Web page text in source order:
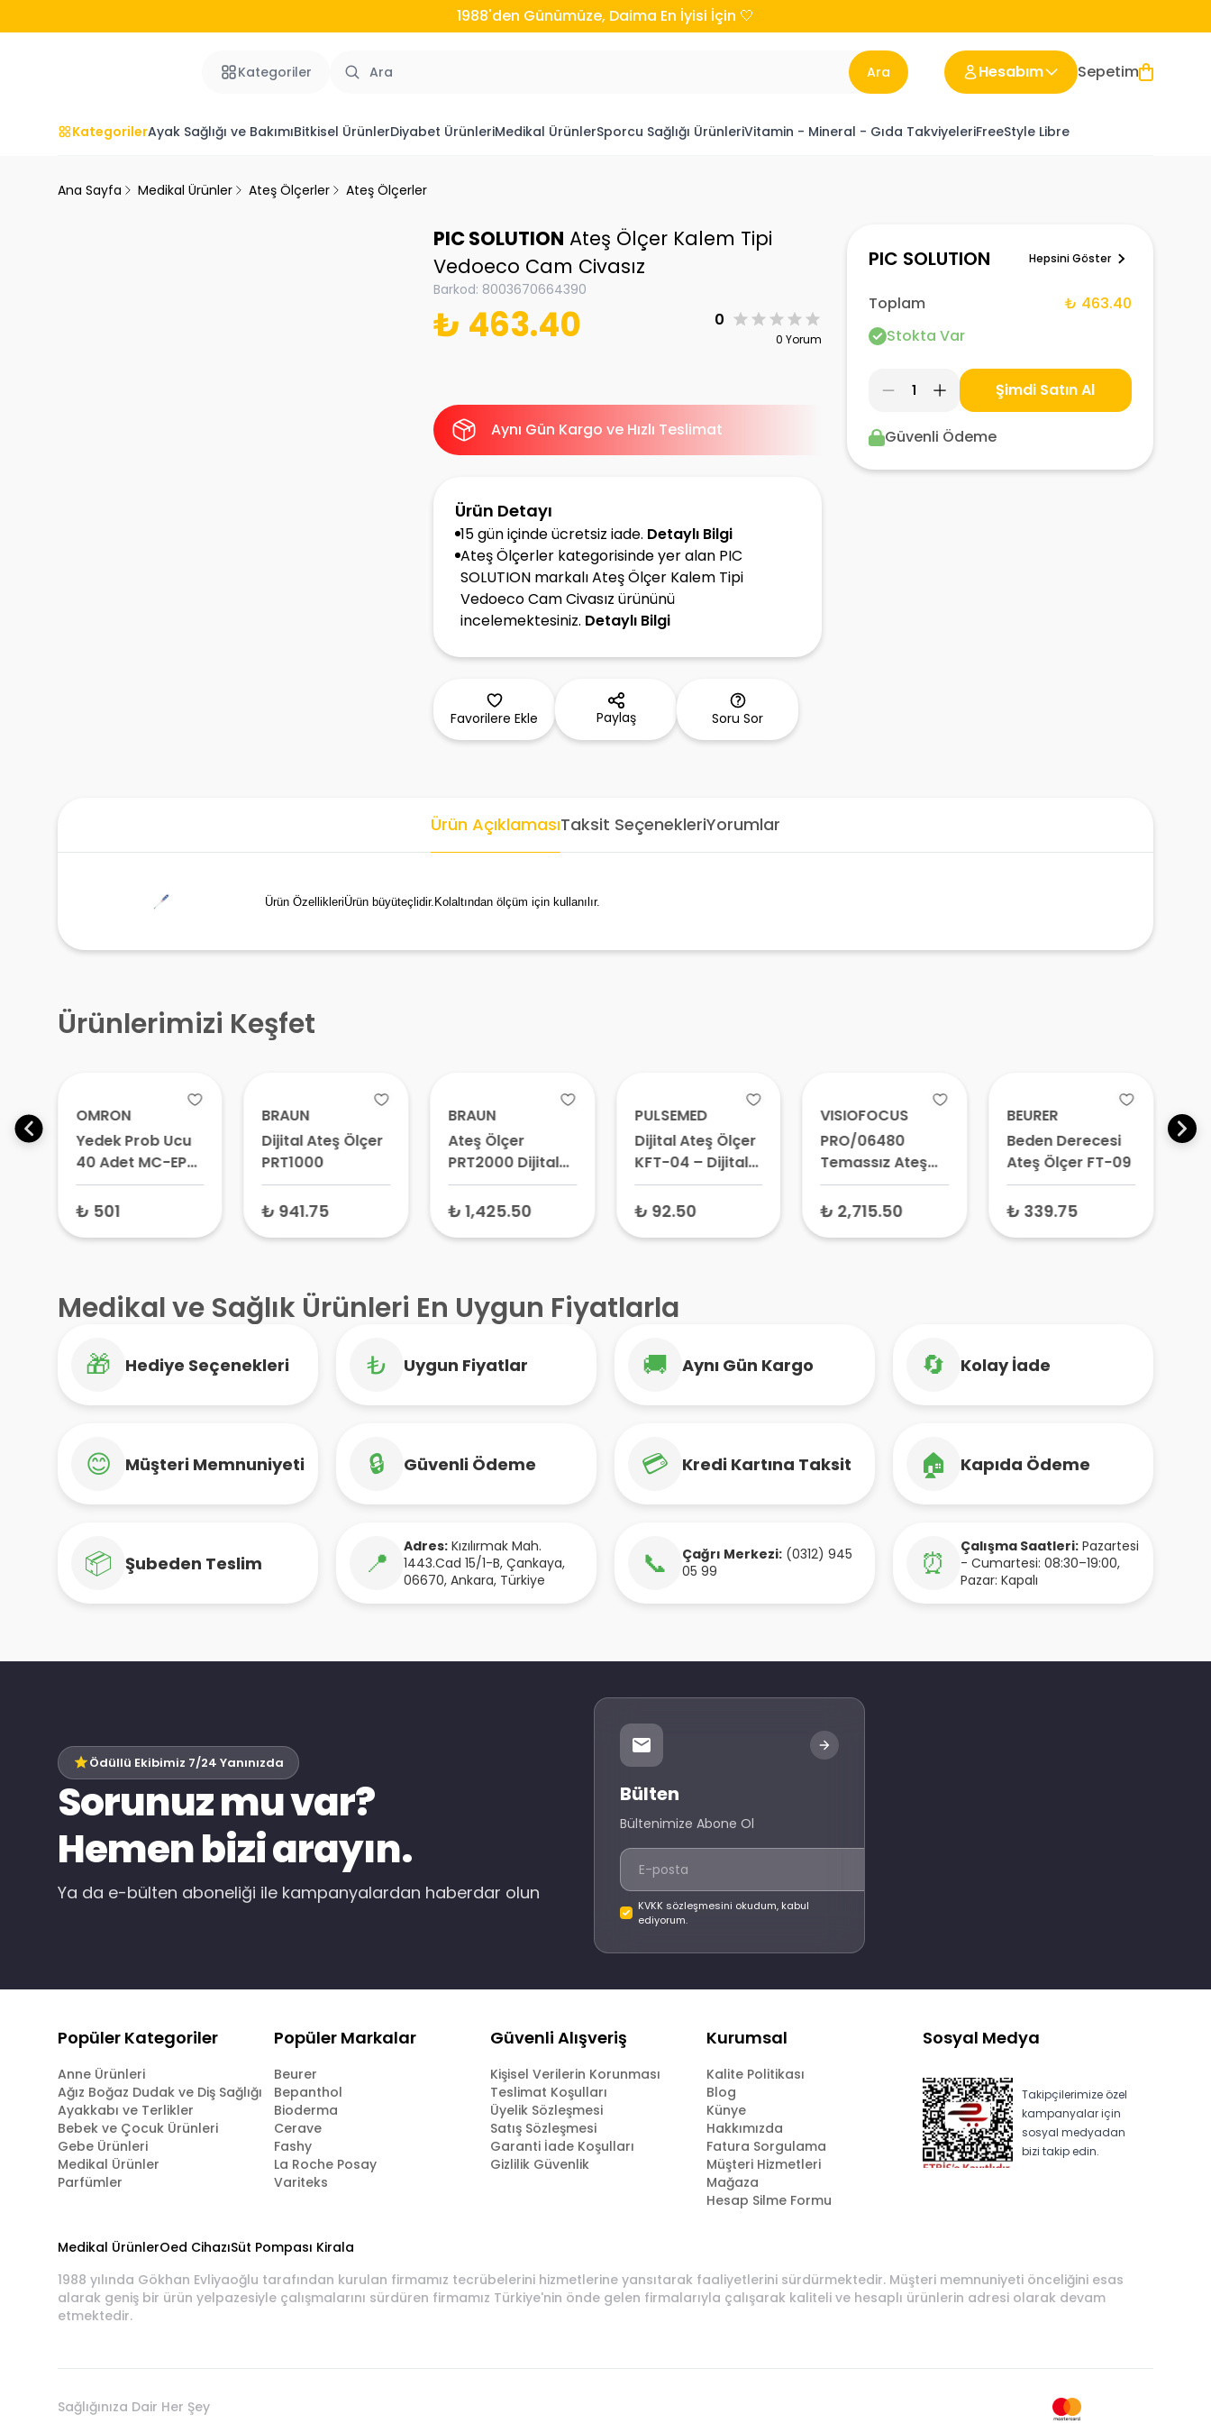
1988'den Günümüze, Daima En İyisi İçin 🤍
Kategoriler Ara Hesabım Sepetim
KategorilerAyak Sağlığı ve BakımıBitkisel ÜrünlerDiyabet ÜrünleriMedikal ÜrünlerSporcu Sağlığı ÜrünleriVitamin - Mineral - Gıda TakviyeleriFreeStyle Libre
Ana Sayfa Medikal Ürünler Ateş Ölçerler Ateş Ölçerler
PIC SOLUTION Ateş Ölçer Kalem Tipi
Vedoeco Cam Civasız
Barkod: 8003670664390
₺ 463.40 0
0 Yorum
Aynı Gün Kargo ve Hızlı Teslimat
Ürün Detayı
15 gün içinde ücretsiz iade. Detaylı Bilgi
Ateş Ölçerler kategorisinde yer alan PIC
SOLUTION markalı Ateş Ölçer Kalem Tipi
Vedoeco Cam Civasız ürününü
incelemektesiniz. Detaylı Bilgi
Favorilere Ekle Paylaş Soru Sor
PIC SOLUTION Hepsini Göster
Toplam
₺ 463.40
Stokta Var
1 Şimdi Satın Al
Güvenli Ödeme
Ürün AçıklamasıTaksit SeçenekleriYorumlar
Ürün ÖzellikleriÜrün büyüteçlidir.Kolaltından ölçüm için kullanılır.
Ürünlerimizi Keşfet
OMRON
Yedek Prob Ucu
40 Adet MC-EP2)
MC-520-521
₺ 501
BRAUN
Dijital Ateş Ölçer
PRT1000
₺ 941.75
BRAUN
Ateş Ölçer
PRT2000 Dijital
Termometre
₺ 1,425.50
PULSEMED
Dijital Ateş Ölçer
KFT-04 – Dijital
Termometre,
Vücut Isısı Ölçer,
₺ 92.50
VISIOFOCUS
PRO/06480
Temassız Ateş
Ölçer
₺ 2,715.50
BEURER
Beden Derecesi
Ateş Ölçer FT-09
₺ 339.75
Medikal ve Sağlık Ürünleri En Uygun Fiyatlarla
🎁 Hediye Seçenekleri ₺ Uygun Fiyatlar 🚚 Aynı Gün Kargo 🔄 Kolay İade
😊 Müşteri Memnuniyeti 🔒 Güvenli Ödeme 💳 Kredi Kartına Taksit 🏠 Kapıda Ödeme
📦 Şubeden Teslim 📍 Adres: Kızılırmak Mah.
1443.Cad 15/1-B, Çankaya,
06670, Ankara, Türkiye 📞 Çağrı Merkezi: (0312) 945
05 99
⏰ Çalışma Saatleri: Pazartesi
- Cumartesi: 08:30–19:00,
Pazar: Kapalı
Ödüllü Ekibimiz 7/24 Yanınızda
Sorunuz mu var?
Hemen bizi arayın.
Ya da e-bülten aboneliği ile kampanyalardan haberdar olun
Bülten
Bültenimize Abone Ol
KVKK sözleşmesini okudum, kabul
ediyorum.
Popüler Kategoriler
Anne Ürünleri
Ağız Boğaz Dudak ve Diş Sağlığı
Ayakkabı ve Terlikler
Bebek ve Çocuk Ürünleri
Gebe Ürünleri
Medikal Ürünler
Parfümler
Popüler Markalar
Beurer
Bepanthol
Bioderma
Cerave
Fashy
La Roche Posay
Variteks
Güvenli Alışveriş
Kişisel Verilerin Korunması
Teslimat Koşulları
Üyelik Sözleşmesi
Satış Sözleşmesi
Garanti İade Koşulları
Gizlilik Güvenlik
Kurumsal
Kalite Politikası
Blog
Künye
Hakkımızda
Fatura Sorgulama
Müşteri Hizmetleri
Mağaza
Hesap Silme Formu
Sosyal Medya
Takipçilerimize özel
kampanyalar için
sosyal medyadan
bizi takip edin.
Medikal ÜrünlerOed CihazıSüt Pompası Kirala
1988 yılında Gökhan Evliyaoğlu tarafından kurulan firmamız tecrübelerini hizmetlerine yansıtarak faaliyetlerini sürdürmektedir. Müşteri memnuniyeti önceliğini esas
alarak geniş bir ürün yelpazesiyle çalışmalarını sürdüren firmamız Türkiye'nin önde gelen firmalarıyla çalışarak kaliteli ve hesaplı ürünlerin adresi olarak devam
etmektedir.
Sağlığınıza Dair Her Şey